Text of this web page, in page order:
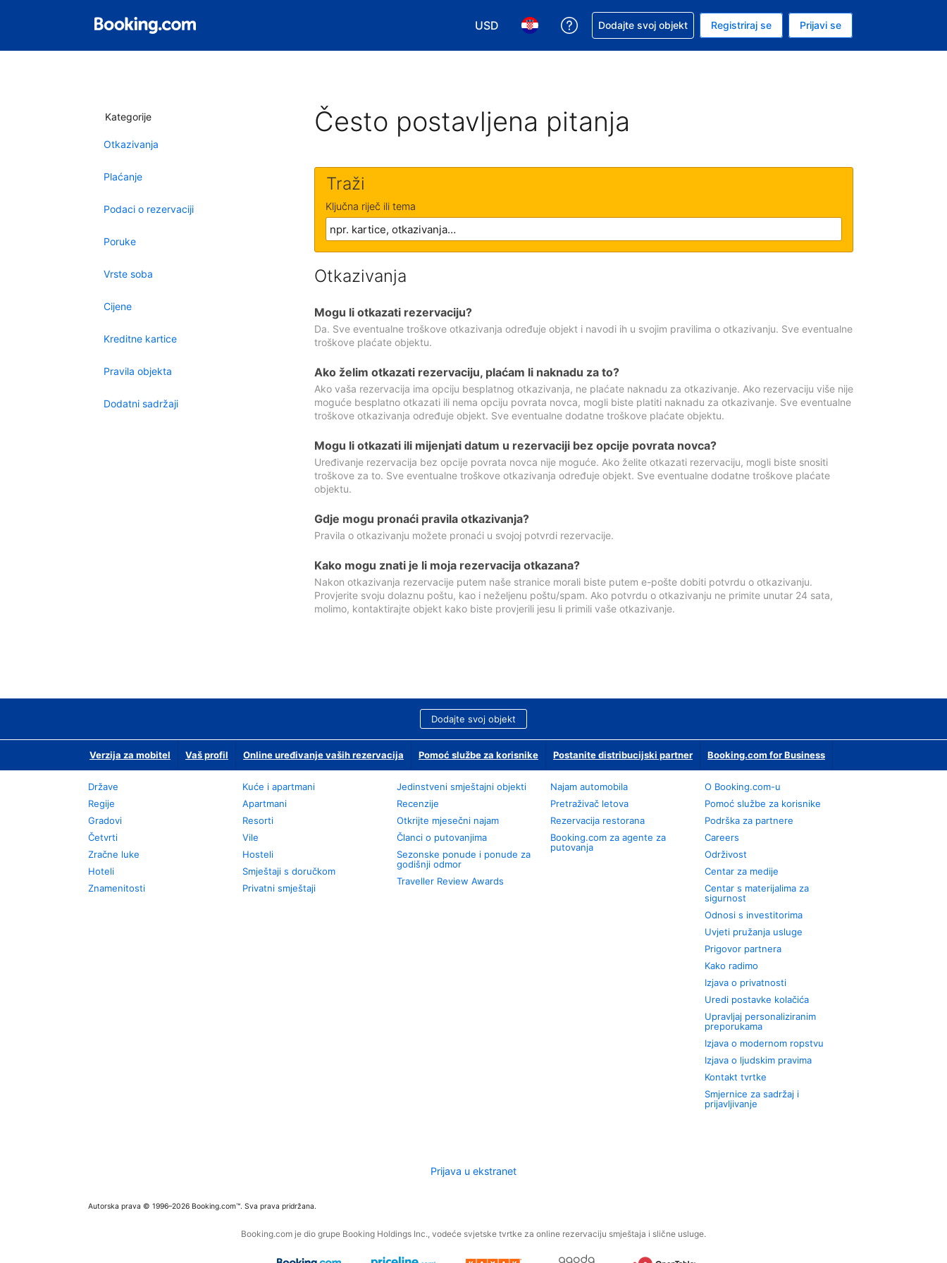
USD
Odaberite valutu. Vaša je trenutačna valuta Američki dolar
Odaberite svoj jezik. Vaš je trenutačni jezik Hrvatskom
Zatražite pomoć sa svojom rezervacijom
Dodajte svoj objekt Registriraj se Prijavi se
Kategorije
Otkazivanja
Plaćanje
Podaci o rezervaciji
Poruke
Vrste soba
Cijene
Kreditne kartice
Pravila objekta
Dodatni sadržaji
Često postavljena pitanja
Traži
Ključna riječ ili tema
Otkazivanja
Mogu li otkazati rezervaciju?
Da. Sve eventualne troškove otkazivanja određuje objekt i navodi ih u svojim pravilima o otkazivanju. Sve eventualne
troškove plaćate objektu.
Ako želim otkazati rezervaciju, plaćam li naknadu za to?
Ako vaša rezervacija ima opciju besplatnog otkazivanja, ne plaćate naknadu za otkazivanje. Ako rezervaciju više nije
moguće besplatno otkazati ili nema opciju povrata novca, mogli biste platiti naknadu za otkazivanje. Sve eventualne
troškove otkazivanja određuje objekt. Sve eventualne dodatne troškove plaćate objektu.
Mogu li otkazati ili mijenjati datum u rezervaciji bez opcije povrata novca?
Uređivanje rezervacija bez opcije povrata novca nije moguće. Ako želite otkazati rezervaciju, mogli biste snositi
troškove za to. Sve eventualne troškove otkazivanja određuje objekt. Sve eventualne dodatne troškove plaćate
objektu.
Gdje mogu pronaći pravila otkazivanja?
Pravila o otkazivanju možete pronaći u svojoj potvrdi rezervacije.
Kako mogu znati je li moja rezervacija otkazana?
Nakon otkazivanja rezervacije putem naše stranice morali biste putem e-pošte dobiti potvrdu o otkazivanju.
Provjerite svoju dolaznu poštu, kao i neželjenu poštu/spam. Ako potvrdu o otkazivanju ne primite unutar 24 sata,
molimo, kontaktirajte objekt kako biste provjerili jesu li primili vaše otkazivanje.
Dodajte svoj objekt
Verzija za mobitel Vaš profil Online uređivanje vaših rezervacija Pomoć službe za korisnike Postanite distribucijski partner Booking.com for Business
Države
Regije
Gradovi
Četvrti
Zračne luke
Hoteli
Znamenitosti
Kuće i apartmani
Apartmani
Resorti
Vile
Hosteli
Smještaji s doručkom
Privatni smještaji
Jedinstveni smještajni objekti
Recenzije
Otkrijte mjesečni najam
Članci o putovanjima
Sezonske ponude i ponude za
godišnji odmor
Traveller Review Awards
Najam automobila
Pretraživač letova
Rezervacija restorana
Booking.com za agente za
putovanja
O Booking.com-u
Pomoć službe za korisnike
Podrška za partnere
Careers
Održivost
Centar za medije
Centar s materijalima za
sigurnost
Odnosi s investitorima
Uvjeti pružanja usluge
Prigovor partnera
Kako radimo
Izjava o privatnosti
Uredi postavke kolačića
Upravljaj personaliziranim
preporukama
Izjava o modernom ropstvu
Izjava o ljudskim pravima
Kontakt tvrtke
Smjernice za sadržaj i
prijavljivanje
Prijava u ekstranet
Autorska prava © 1996–2026 Booking.com™. Sva prava pridržana.
Booking.com je dio grupe Booking Holdings Inc., vodeće svjetske tvrtke za online rezervaciju smještaja i slične usluge.